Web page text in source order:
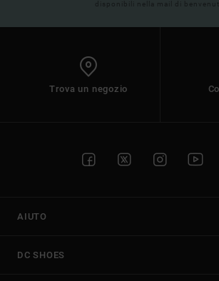
disponibili nella mail di
Trova un negozio
AIUTO
DC SHOES